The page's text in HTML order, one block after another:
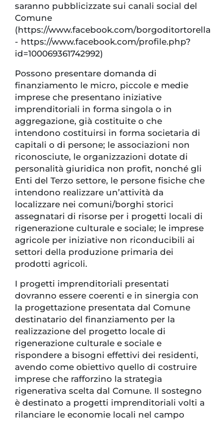
saranno pubblicizzate sui canali social del
Comune
(https://www.facebook.com/borgoditortorella
- https://www.facebook.com/profile.php?
id=100069361742992)
Possono presentare domanda di
finanziamento le micro, piccole e medie
imprese che presentano iniziative
imprenditoriali in forma singola o in
aggregazione, già costituite o che
intendono costituirsi in forma societaria di
capitali o di persone; le associazioni non
riconosciute, le organizzazioni dotate di
personalità giuridica non profit, nonché gli
Enti del Terzo settore, le persone fisiche che
intendono realizzare un’attività da
localizzare nei comuni/borghi storici
assegnatari di risorse per i progetti locali di
rigenerazione culturale e sociale; le imprese
agricole per iniziative non riconducibili ai
settori della produzione primaria dei
prodotti agricoli.
I progetti imprenditoriali presentati
dovranno essere coerenti e in sinergia con
la progettazione presentata dal Comune
destinatario del finanziamento per la
realizzazione del progetto locale di
rigenerazione culturale e sociale e
rispondere a bisogni effettivi dei residenti,
avendo come obiettivo quello di costruire
imprese che rafforzino la strategia
rigenerativa scelta dal Comune. Il sostegno
è destinato a progetti imprenditoriali volti a
rilanciare le economie locali nel campo